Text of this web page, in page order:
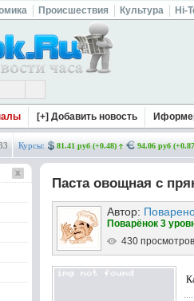
Происшествия Культура Hi-
[+] Добавить новость
Курсы: 81.41 руб (+0.48) 94.06 руб
Паста овощная с
Автор:
Поварёнок 3
430 просмотров